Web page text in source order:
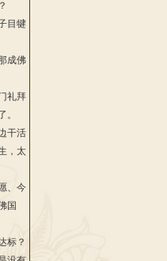
目犍
成佛
礼拜
。
干活
，太
、今
国
标？